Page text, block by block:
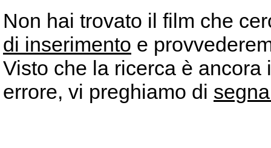
Non hai trovato il film che
di inserimento e
Visto che la ricerca è
errore, vi preghiamo di